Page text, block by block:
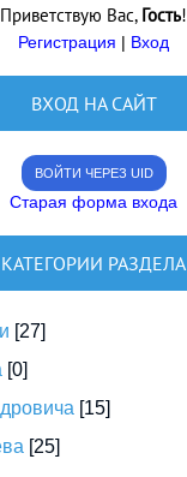
Приветствую Вас, Гость!
Регистрация | Вход
ВХОД НА САЙТ
ВОЙТИ ЧЕРЕЗ UID
Старая форма входа
КАТЕГОРИИ РАЗДЕЛА
[27]
[0]
[15]
[25]